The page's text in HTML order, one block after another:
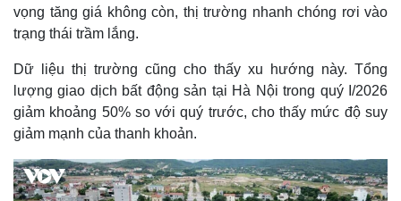
vọng tăng giá không còn, thị trường nhanh chóng rơi vào
trạng thái trầm lắng.
Dữ liệu thị trường cũng cho thấy xu hướng này. Tổng
lượng giao dịch bất động sản tại Hà Nội trong quý I/2026
giảm khoảng 50% so với quý trước, cho thấy mức độ suy
giảm mạnh của thanh khoản.